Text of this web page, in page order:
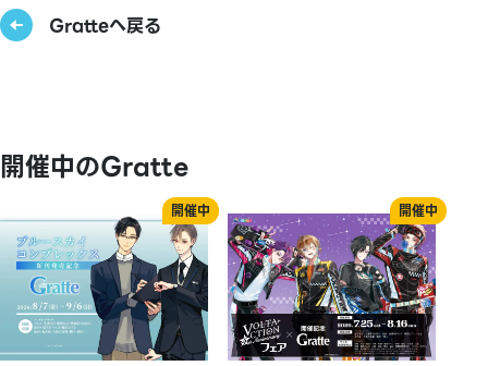
Gratteへ戻る
開催中のGratte